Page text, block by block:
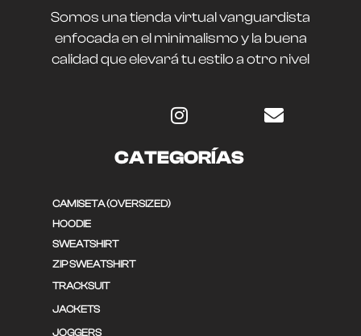
Somos una tienda virtual vanguardista
enfocada en el minimalismo y la buena
calidad que elevará tu estilo a otro nivel
CATEGORÍAS
CAMISETA (OVERSIZED)
HOODIE
SWEATSHIRT
ZIP SWEATSHIRT
TRACKSUIT
JACKETS
JOGGERS